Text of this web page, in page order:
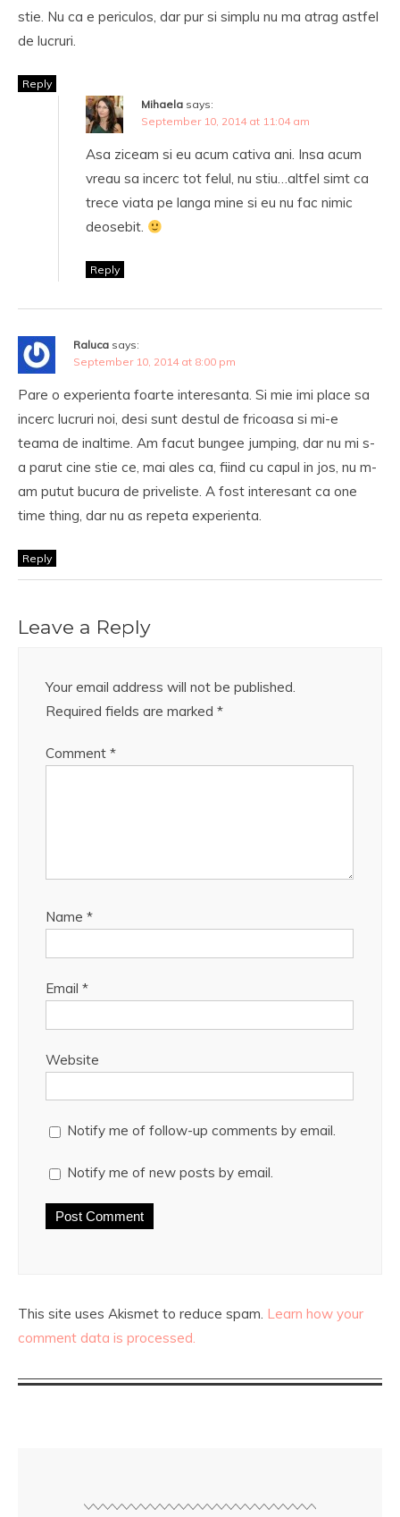
stie. Nu ca e periculos, dar pur si simplu nu ma atrag astfel
de lucruri.
Reply
Mihaela says:
September 10, 2014 at 11:04 am
Asa ziceam si eu acum cativa ani. Insa acum
vreau sa incerc tot felul, nu stiu…altfel simt ca
trece viata pe langa mine si eu nu fac nimic
deosebit.
Reply
Raluca says:
September 10, 2014 at 8:00 pm
Pare o experienta foarte interesanta. Si mie imi place sa
incerc lucruri noi, desi sunt destul de fricoasa si mi-e
teama de inaltime. Am facut bungee jumping, dar nu mi s-
a parut cine stie ce, mai ales ca, fiind cu capul in jos, nu m-
am putut bucura de priveliste. A fost interesant ca one
time thing, dar nu as repeta experienta.
Reply
Leave a Reply
Your email address will not be published.
Required fields are marked *
Comment *
Name *
Email *
Website
Notify me of follow-up comments by email.
Notify me of new posts by email.
This site uses Akismet to reduce spam. Learn how your
comment data is processed.